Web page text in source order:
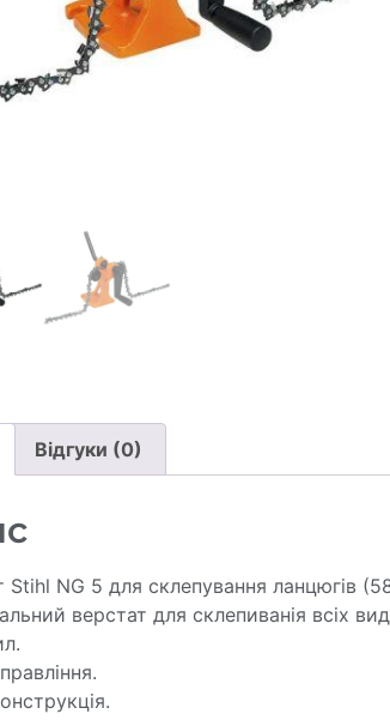
Відгуки (0)
Stihl NG 5 для склепування ланцюгів
верстат для склепиванія всіх